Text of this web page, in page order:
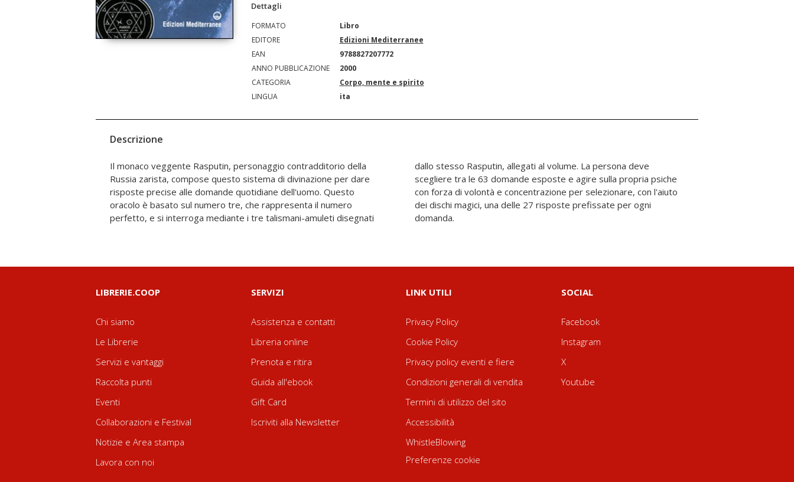
Dettagli
FORMATO
Libro
EDITORE
Edizioni Mediterranee
EAN
9788827207772
ANNO PUBBLICAZIONE
2000
CATEGORIA
Corpo, mente e spirito
LINGUA
ita
Descrizione
Il monaco veggente Rasputin, personaggio contradditorio della
Russia zarista, compose questo sistema di divinazione per dare
risposte precise alle domande quotidiane dell'uomo. Questo
oracolo è basato sul numero tre, che rappresenta il numero
perfetto, e si interroga mediante i tre talismani-amuleti disegnati
dallo stesso Rasputin, allegati al volume. La persona deve
scegliere tra le 63 domande esposte e agire sulla propria psiche
con forza di volontà e concentrazione per selezionare, con l'aiuto
dei dischi magici, una delle 27 risposte prefissate per ogni
domanda.
LIBRERIE.COOP
Chi siamo
Le Librerie
Servizi e vantaggi
Raccolta punti
Eventi
Collaborazioni e Festival
Notizie e Area stampa
Lavora con noi
SERVIZI
Assistenza e contatti
Libreria online
Prenota e ritira
Guida all'ebook
Gift Card
Iscriviti alla Newsletter
LINK UTILI
Privacy Policy
Cookie Policy
Privacy policy eventi e fiere
Condizioni generali di vendita
Termini di utilizzo del sito
Accessibilità
WhistleBlowing
Preferenze cookie
SOCIAL
Facebook
Instagram
X
Youtube